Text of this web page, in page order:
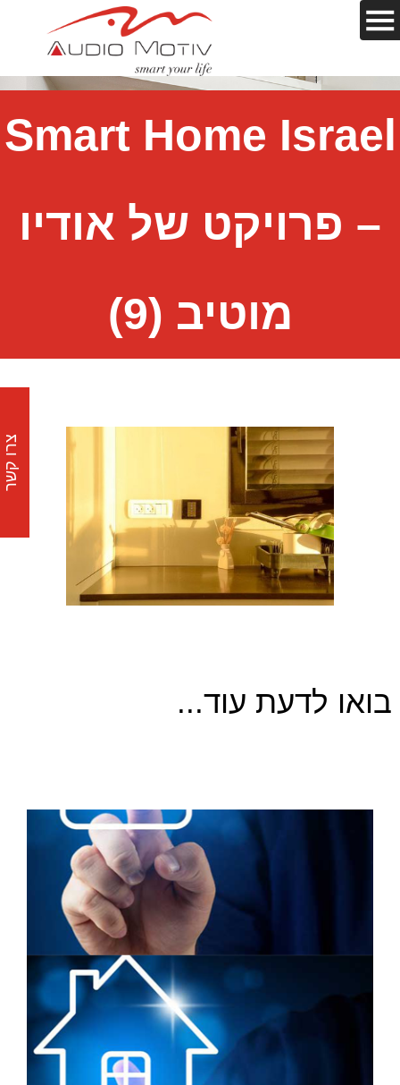
Smart Home Israel
– פרויקט של אודיו
מוטיב (9)
בואו לדעת עוד...
צרו קשר